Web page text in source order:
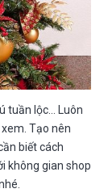
tuần lộc… Luôn
Tạo nên
biết cách
không gian shop